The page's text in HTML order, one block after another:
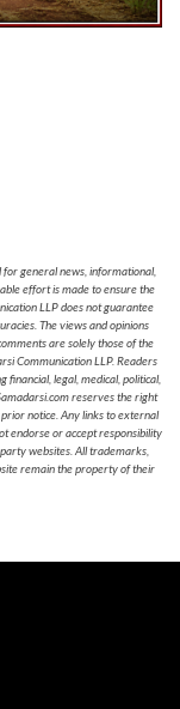
general news, informational,
effort is made to ensure the
LLP does not guarantee
The views and opinions
are solely those of the
Communication LLP. Readers
legal, medical, political,
reserves the right
notice. Any links to external
endorse or accept responsibility
websites. All trademarks,
remain the property of their